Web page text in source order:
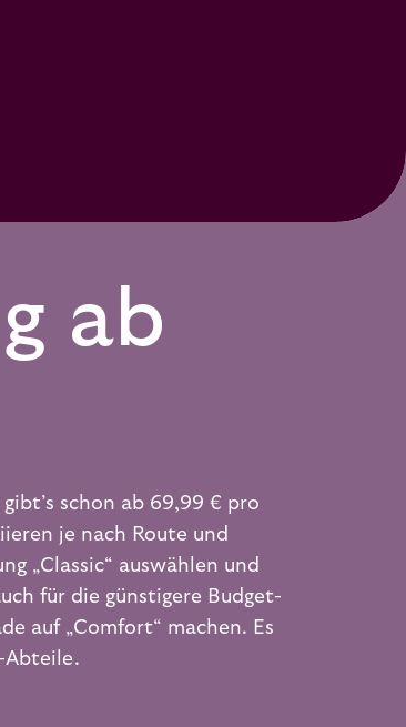
ab
schon ab 69,99 € pro
je nach Route und
„Classic“ auswählen und
für die günstigere Budget-
auf „Comfort“ machen. Es
Abteile.